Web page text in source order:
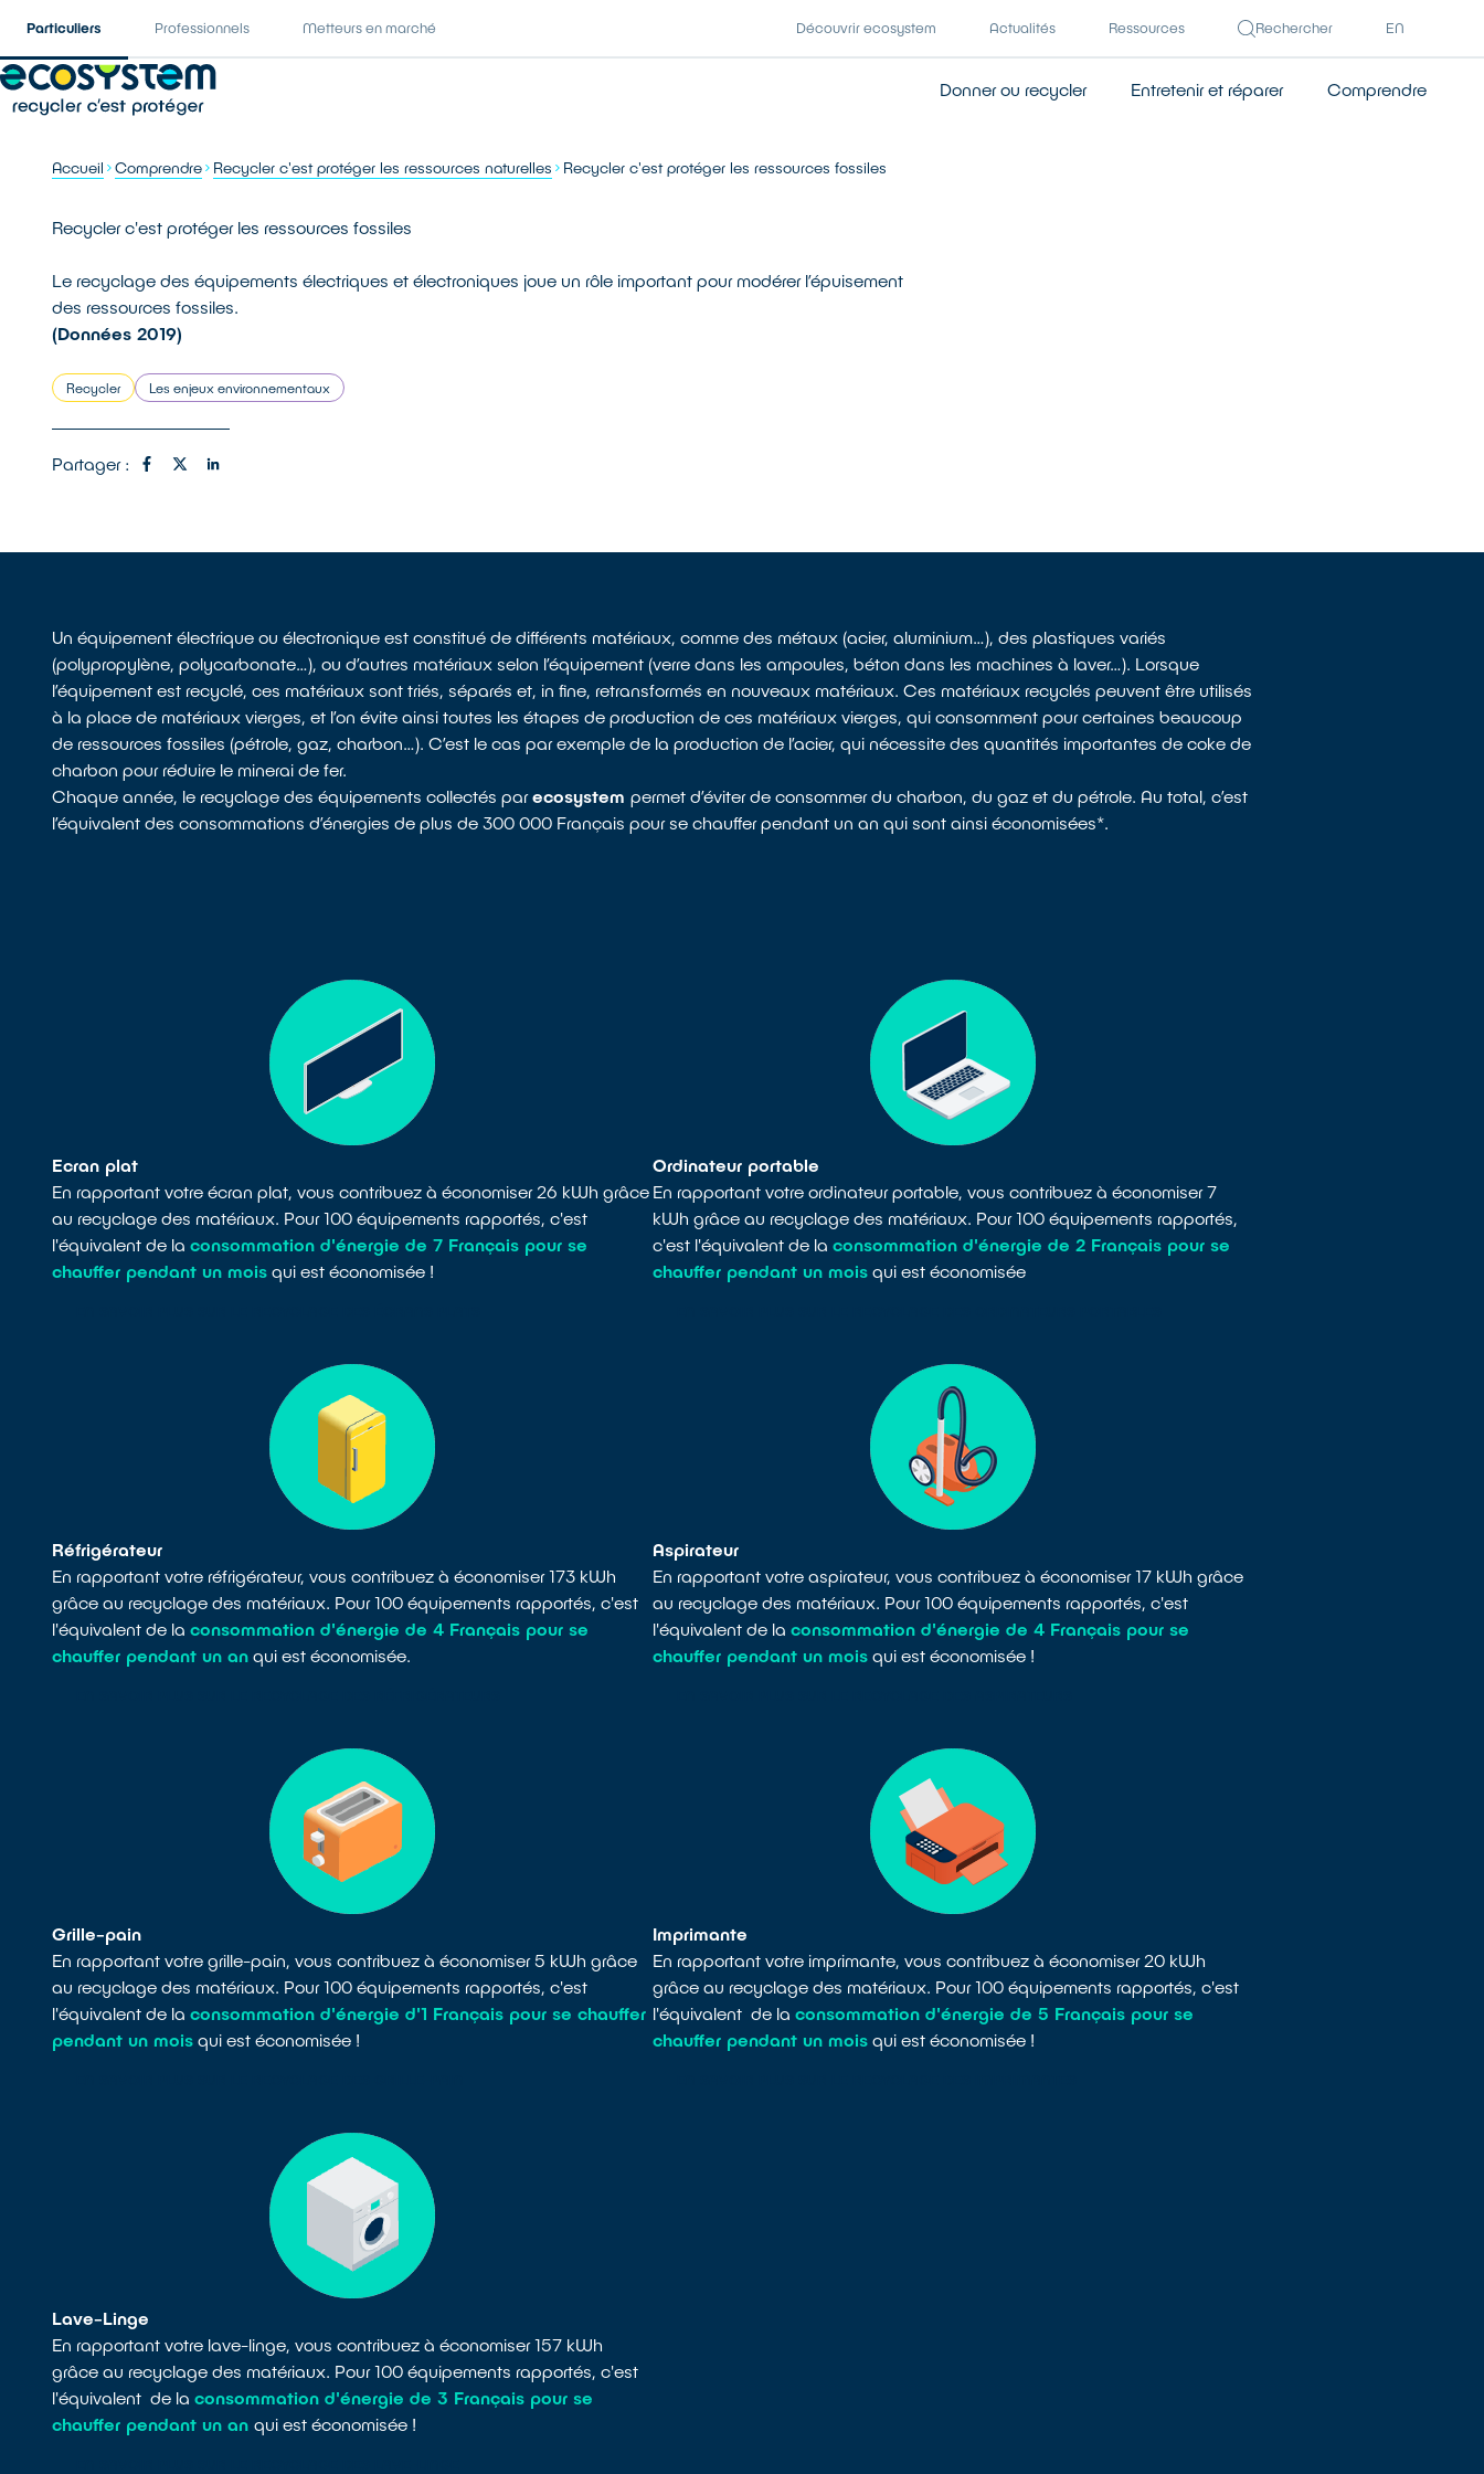
Particuliers Professionnels Metteurs en marché Découvrir ecosystem Actualités Ressources Rechercher EN
Donner ou recycler Entretenir et réparer Comprendre
Accueil Comprendre Recycler c'est protéger les ressources naturelles Recycler c'est protéger les ressources fossiles
Recycler c'est protéger les ressources fossiles
Le recyclage des équipements électriques et électroniques joue un rôle important pour modérer l’épuisement
des ressources fossiles.
(Données 2019)
Recycler Les enjeux environnementaux
Partager :
Un équipement électrique ou électronique est constitué de différents matériaux, comme des métaux (acier, aluminium…), des plastiques variés
(polypropylène, polycarbonate…), ou d’autres matériaux selon l’équipement (verre dans les ampoules, béton dans les machines à laver…). Lorsque
l’équipement est recyclé, ces matériaux sont triés, séparés et, in fine, retransformés en nouveaux matériaux. Ces matériaux recyclés peuvent être utilisés
à la place de matériaux vierges, et l’on évite ainsi toutes les étapes de production de ces matériaux vierges, qui consomment pour certaines beaucoup
de ressources fossiles (pétrole, gaz, charbon…). C’est le cas par exemple de la production de l’acier, qui nécessite des quantités importantes de coke de
charbon pour réduire le minerai de fer.
Chaque année, le recyclage des équipements collectés parecosystempermet d’éviter de consommer du charbon, du gaz et du pétrole. Au total, c’est
l’équivalent des consommations d’énergies de plus de 300 000 Français pour se chauffer pendant un an qui sont ainsi économisées*.
Ecran plat
En rapportant votre écran plat, vous contribuez à économiser 26 kWh grâce
au recyclage des matériaux. Pour 100 équipements rapportés, c'est
l'équivalent de laconsommation d'énergie de 7 Français pour se
chauffer pendant un mois qui est économisée !
Ordinateur portable
En rapportant votre ordinateur portable, vous contribuez à économiser 7
kWh grâce au recyclage des matériaux. Pour 100 équipements rapportés,
c'est l'équivalent de laconsommation d'énergie de 2 Français pour se
chauffer pendant un mois qui est économisée
Réfrigérateur
En rapportant votre réfrigérateur, vous contribuez à économiser 173 kWh
grâce au recyclage des matériaux. Pour 100 équipements rapportés, c'est
l'équivalent de laconsommation d'énergie de 4 Français pour se
chauffer pendant un an qui est économisée.
Aspirateur
En rapportant votre aspirateur, vous contribuez à économiser 17 kWh grâce
au recyclage des matériaux. Pour 100 équipements rapportés, c'est
l'équivalent de laconsommation d'énergie de 4 Français pour se
chauffer pendant un mois qui est économisée !
Grille-pain
En rapportant votre grille-pain, vous contribuez à économiser 5 kWh grâce
au recyclage des matériaux. Pour 100 équipements rapportés, c'est
l'équivalent de laconsommation d'énergie d'1 Français pour se chauffer
pendant un mois qui est économisée !
Imprimante
En rapportant votre imprimante, vous contribuez à économiser 20 kWh
grâce au recyclage des matériaux. Pour 100 équipements rapportés, c'est
l'équivalent de laconsommation d'énergie de 5 Français pour se
chauffer pendant un mois qui est économisée !
Lave-Linge
En rapportant votre lave-linge, vous contribuez à économiser 157 kWh
grâce au recyclage des matériaux. Pour 100 équipements rapportés, c'est
l'équivalent de laconsommation d'énergie de 3 Français pour se
chauffer pendant un an qui est économisée !